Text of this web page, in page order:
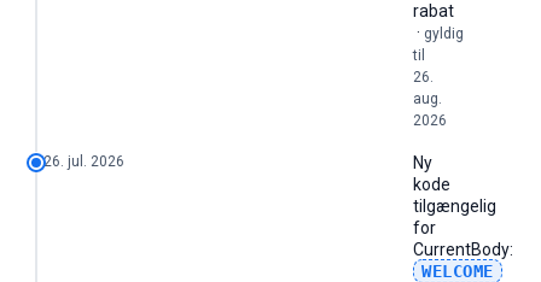
rabat
· gyldig
til
26.
aug.
2026
26. jul. 2026
Ny
kode
tilgængelig
for
CurrentBody:
WELCOME